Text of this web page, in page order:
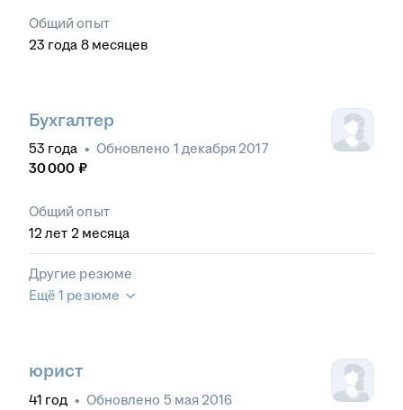
Общий опыт
23 года 8 месяцев
Бухгалтер
53 года • Обновлено 1 декабря 2017
30 000 ₽
Общий опыт
12 лет 2 месяца
Другие резюме
Ещё 1 резюме
юрист
41 год • Обновлено 5 мая 2016